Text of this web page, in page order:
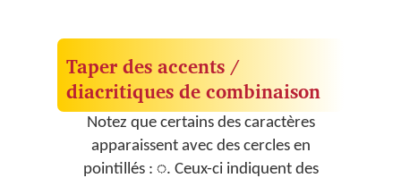
Taper des accents /
diacritiques de combinaison
Notez que certains des caractères
apparaissent avec des cercles en
pointillés : ◌. Ceux-ci indiquent des